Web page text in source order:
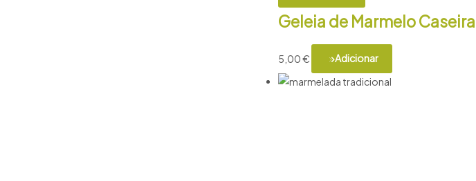
Geleia de Marmelo Caseira
5,00€ Adicionar